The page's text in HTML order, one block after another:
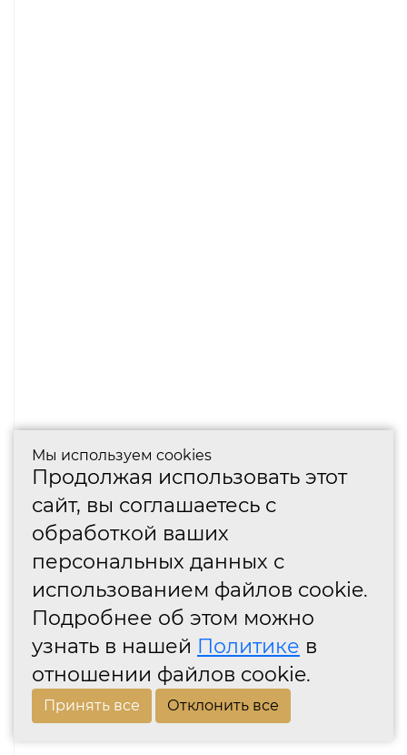
Мы используем cookies
Продолжая использовать этот
сайт, вы соглашаетесь с
обработкой ваших
персональных данных с
использованием файлов cookie.
Подробнее об этом можно
узнать в нашей Политике в
отношении файлов cookie.
Принять все Отклонить все